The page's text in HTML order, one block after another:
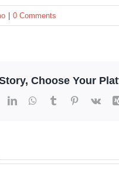
0 Comments
Choose Your
LinkedInWhatsApp
TumblrPinterest
Vk